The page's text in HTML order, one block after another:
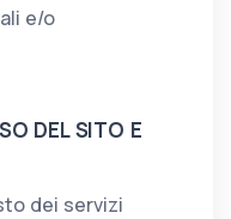
e/o
DEL SITO E
dei servizi